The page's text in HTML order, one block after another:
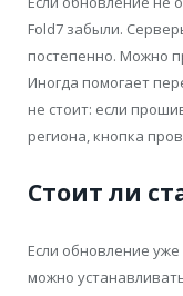
Fold7 забыли.
постепенно. Можно
Иногда помогает
не стоит: если
региона, кнопка
Стоит ли
Если обновление
можно